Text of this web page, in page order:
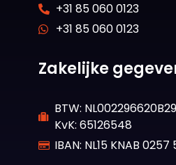
+31 85 060 0123
+31 85 060 0123
Zakelijke
BTW: NL002296620B29
KvK: 65126548
IBAN: NL15 KNAB 0257